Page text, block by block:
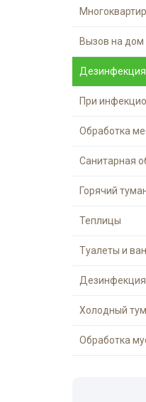
Вши
Чешуйницы
Вызов на дом
При
Обработка
Санитарная
Горячий
Теплицы
Туалеты и
Дезинфекция
Холодный
Обработка